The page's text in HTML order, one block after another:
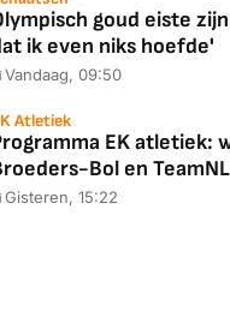
goud eiste
ik even niks hoefde'
Vandaag, 09:50
Atletiek
EK atletiek:
Bol en
Gisteren, 15:22